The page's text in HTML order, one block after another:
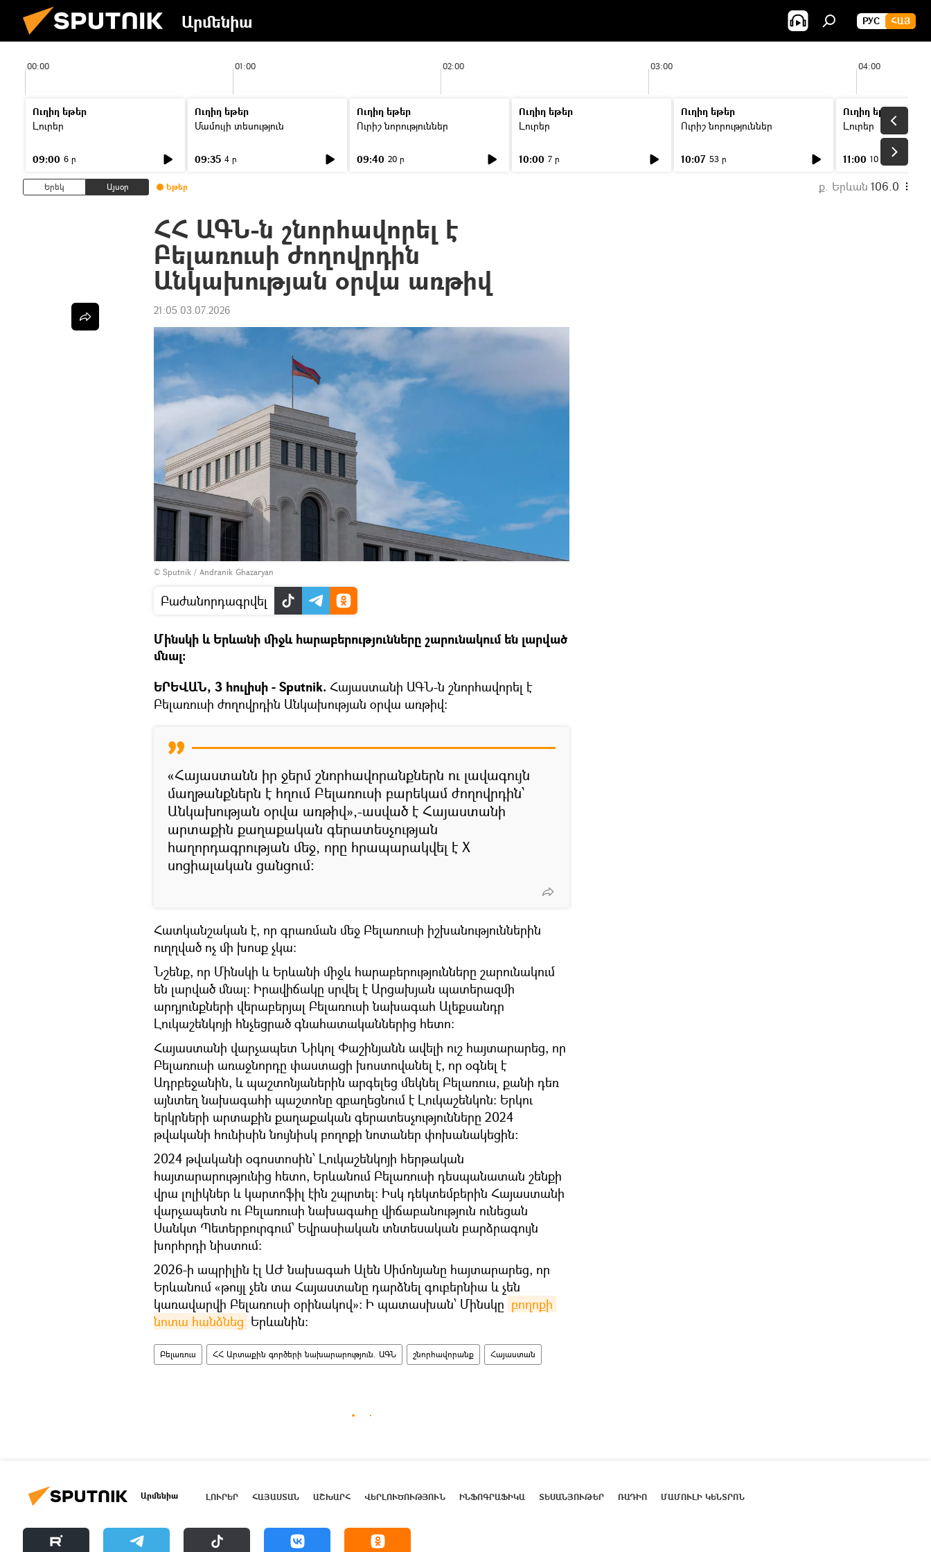
Արմենիա РУС ՀԱՅ
00:00 01:00 02:00 03:00 04:00
Ուղիղ եթեր
Լուրեր
09:00 6 ր
Ուղիղ եթեր
Մամուլի տեսություն
09:35 4 ր
Ուղիղ եթեր
Ուրիշ նորություններ
09:40 20 ր
Ուղիղ եթեր
Լուրեր
10:00 7 ր
Ուղիղ եթեր
Ուրիշ նորություններ
10:07 53 ր
Ուղիղ եթեր
Լուրեր
11:00 10 ր
Երեկ Այսօր Եթեր ք. Երևան 106.0
ՀՀ ԱԳՆ-ն շնորհավորել է
Բելառուսի ժողովրդին
Անկախության օրվա առթիվ
21:05 03.07.2026
© Sputnik / Andranik Ghazaryan
Բաժանորդագրվել
Մինսկի և Երևանի միջև հարաբերությունները շարունակում են լարված
մնալ։
ԵՐԵՎԱՆ, 3 հուլիսի - Sputnik. Հայաստանի ԱԳՆ-ն շնորհավորել է
Բելառուսի ժողովրդին Անկախության օրվա առթիվ։
«Հայաստանն իր ջերմ շնորհավորանքներն ու լավագույն
մաղթանքներն է հղում Բելառուսի բարեկամ ժողովրդին՝
Անկախության օրվա առթիվ»,-ասված է Հայաստանի
արտաքին քաղաքական գերատեսչության
հաղորդագրության մեջ, որը հրապարակվել է X
սոցիալական ցանցում։
Հատկանշական է, որ գրառման մեջ Բելառուսի իշխանություններին
ուղղված ոչ մի խոսք չկա։
Նշենք, որ Մինսկի և Երևանի միջև հարաբերությունները շարունակում
են լարված մնալ։ Իրավիճակը սրվել է Արցախյան պատերազմի
արդյունքների վերաբերյալ Բելառուսի նախագահ Ալեքսանդր
Լուկաշենկոյի հնչեցրած գնահատականներից հետո։
Հայաստանի վարչապետ Նիկոլ Փաշինյանն ավելի ուշ հայտարարեց, որ
Բելառուսի առաջնորդը փաստացի խոստովանել է, որ օգնել է
Ադրբեջանին, և պաշտոնյաներին արգելեց մեկնել Բելառուս, քանի դեռ
այնտեղ նախագահի պաշտոնը զբաղեցնում է Լուկաշենկոն։ Երկու
երկրների արտաքին քաղաքական գերատեսչությունները 2024
թվականի հունիսին նույնիսկ բողոքի նոտաներ փոխանակեցին։
2024 թվականի օգոստոսին՝ Լուկաշենկոյի հերթական
հայտարարությունից հետո, Երևանում Բելառուսի դեսպանատան շենքի
վրա լոլիկներ և կարտոֆիլ էին շպրտել։ Իսկ դեկտեմբերին Հայաստանի
վարչապետն ու Բելառուսի նախագահը վիճաբանություն ունեցան
Սանկտ Պետերբուրգում՝ Եվրասիական տնտեսական բարձրագույն
խորհրդի նիստում։
2026-ի ապրիլին էլ ԱԺ նախագահ Ալեն Սիմոնյանը հայտարարեց, որ
Երևանում «թույլ չեն տա Հայաստանը դարձնել գուբերնիա և չեն
կառավարվի Բելառուսի օրինակով»: Ի պատասխան՝ Մինսկը բողոքի
նոտա հանձնեց Երևանին։
Բելառուս ՀՀ Արտաքին գործերի նախարարություն. ԱԳՆ շնորհավորանք Հայաստան
Արմենիա ԼՈՒՐԵՐ ՀԱՅԱՍՏԱՆ ԱՇԽԱՐՀ ՎԵՐԼՈՒԾՈՒԹՅՈՒՆ ԻՆՖՈԳՐԱՖԻԿԱ ՏԵՍԱՆՅՈՒԹԵՐ ՌԱԴԻՈ ՄԱՄՈՒԼԻ ԿԵՆՏՐՈՆ